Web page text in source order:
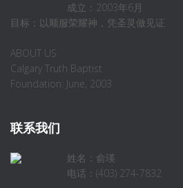
成立：2003年6月
目标：以顺服荣耀神，凭圣灵做见证
ABOUT US
Calgary Truth Baptist
Foundation: June, 2003
联系我们
姓名：俞瑛
电话：(403) 274-7832